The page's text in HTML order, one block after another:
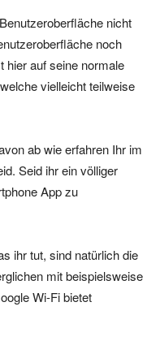
nicht
noch
hier auf seine normale
vielleicht teilweise
ab wie erfahren Ihr im
Seid ihr ein völliger
App zu
ihr tut, sind natürlich die
mit beispielsweise
Wi-Fi bietet